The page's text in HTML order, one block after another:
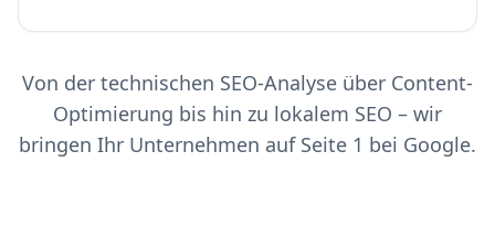
Von der technischen SEO-Analyse über Content-
Optimierung bis hin zu lokalem SEO – wir
bringen Ihr Unternehmen auf Seite 1 bei Google.